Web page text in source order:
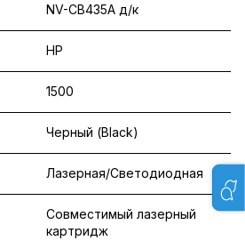
NV-CB435A д/к
HP
1500
Черный (Black)
Лазерная/Светодиодная
Совместимый лазерный
картридж